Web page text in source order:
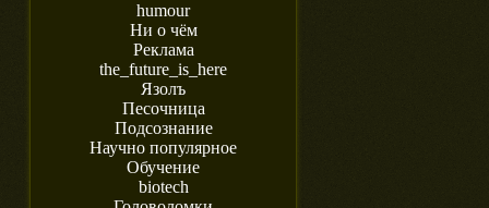
humour
Ни о чём
Реклама
the_future_is_here
Язолъ
Песочница
Подсознание
Научно популярное
Обучение
biotech